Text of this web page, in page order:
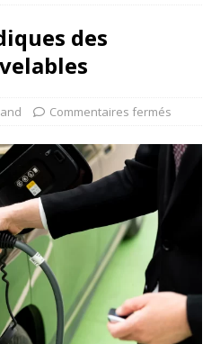
des
Commentaires fermés